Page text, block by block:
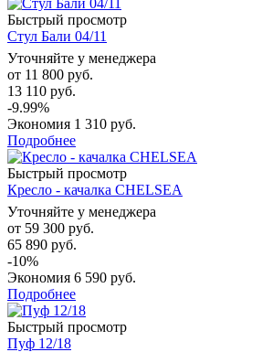
Быстрый просмотр
Стул Бали 04/11
Уточняйте у менеджера
от 11 800 руб.
13 110 руб.
-9.99%
Экономия 1 310 руб.
Подробнее
Быстрый просмотр
Кресло - качалка CHELSEA
Уточняйте у менеджера
от 59 300 руб.
65 890 руб.
-10%
Экономия 6 590 руб.
Подробнее
Быстрый просмотр
Пуф 12/18